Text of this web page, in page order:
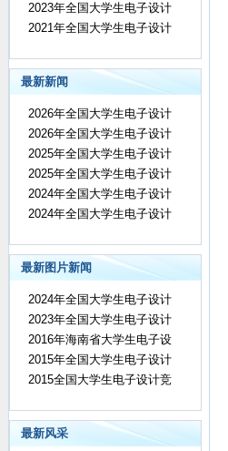
2023年全国大学生电子设计
2021年全国大学生电子设计
最新新闻
2026年全国大学生电子设计
2026年全国大学生电子设计
2025年全国大学生电子设计
2025年全国大学生电子设计
2024年全国大学生电子设计
2024年全国大学生电子设计
最新图片新闻
2024年全国大学生电子设计
2023年全国大学生电子设计
2016年海南省大学生电子设
2015年全国大学生电子设计
2015全国大学生电子设计竞
最新风采